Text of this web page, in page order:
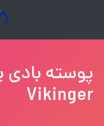
پوسته
Vikinger